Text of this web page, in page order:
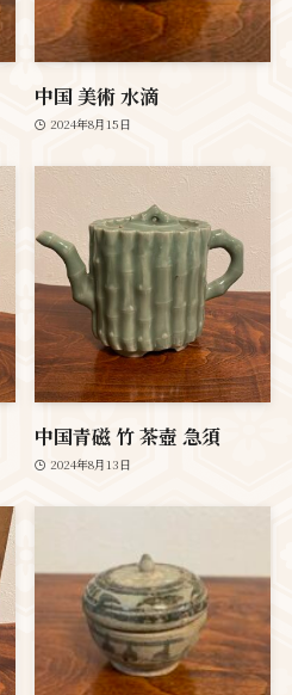
中国 美術 水滴
2024年8月15日
中国青磁 竹 茶壺 急須
2024年8月13日